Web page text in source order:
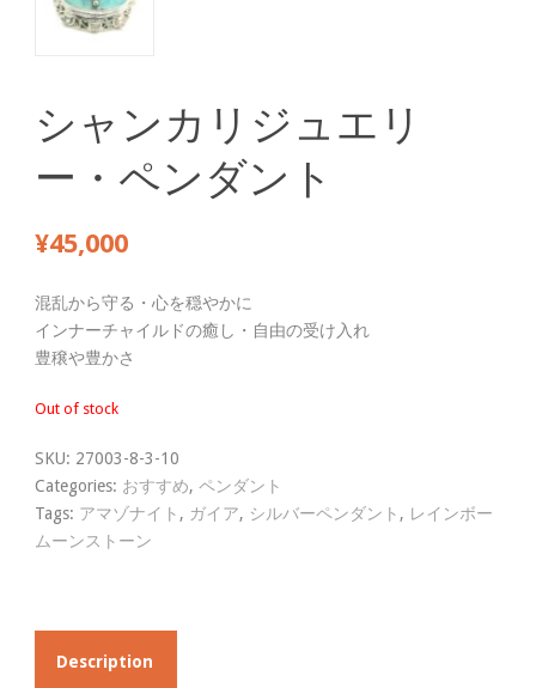
シャンカリジュエリ
ー・ペンダント
¥45,000
混乱から守る・心を穏やかに
インナーチャイルドの癒し・自由の受け入れ
豊穣や豊かさ
Out of stock
SKU: 27003-8-3-10
Categories: おすすめ, ペンダント
Tags: アマゾナイト , ガイア, シルバーペンダント , レインボー
ムーンストーン
Description